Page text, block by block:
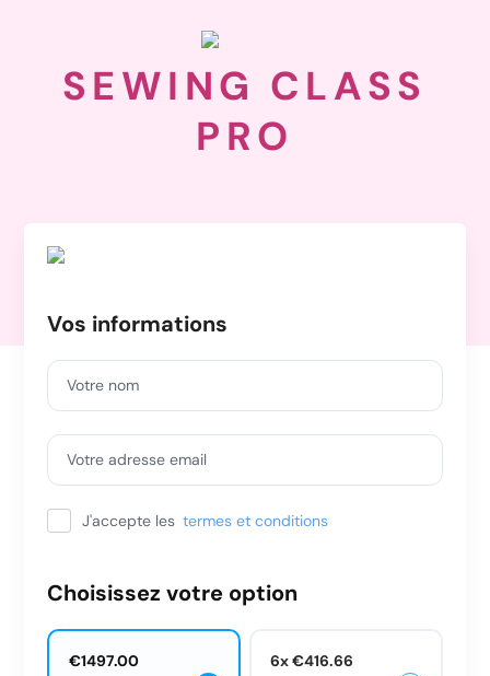
SEWING CLASS
PRO
Vos informations
Votre nom
Votre adresse email
J'accepte les termes et conditions
Choisissez votre option
€1497.00 6x €416.66